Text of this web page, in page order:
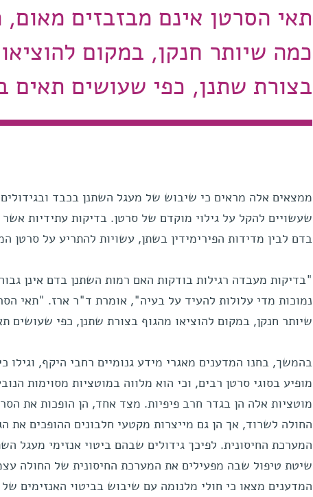
תאי הסרטן אינם מבזבזים מאום,
כמה שיותר חנקן, במקום
בצורת שתנן, כפי שעושים תאים
ממצאים אלה מראים כי שיבוש של מעגל השתנן בכבד ובגידולים
שעשויים להקל על גילוי מוקדם של סרטן. בדיקות עתידיות
בדם לבין מדידות הפירימידין בשתן, עשויות להתריע על סרטן
"בדיקות מעבדה רגילות בודקות האם רמות השתנן בדם אינן
נמוכות מדי עלולות להעיד על בעיה", אומרת ד"ר ארז. "תאי
שיותר חנקן, במקום להוציאו מהגוף בצורת שתנן, כפי שעושים
בהמשך, בחנו המדענים מאגרי מידע גנומיים רחבי היקף, וגילו
מופיע בסוגי סרטן רבים, וכי הוא מלווה במוטציות מסוימות
מוטציות אלה הן בגדר חרב פיפיות. מצד אחד, הן הופכות את
החולה לשרוד, אך הן גם מייצרות מקטעי חלבונים ההופכים את
המערכת החיסונית. לפיכך גידולים שבהם ביטוי אנזימי מעגל
שיטת טיפול שבה מפעילים את המערכת החיסונית של החולה
המדענים מצאו כי חולי מלנומה עם שיבוש בביטוי האנזימים של